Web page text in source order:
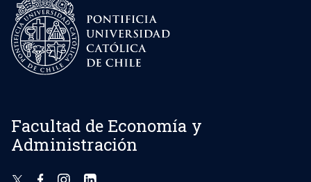
Facultad de Economía y
Administración